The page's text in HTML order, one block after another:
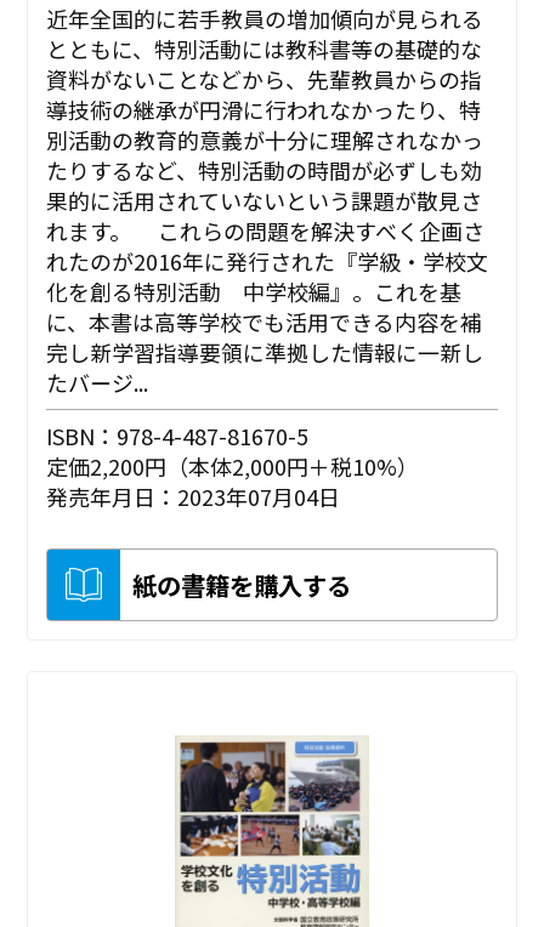
近年全国的に若手教員の増加傾向が見られる
とともに、特別活動には教科書等の基礎的な
資料がないことなどから、先輩教員からの指
導技術の継承が円滑に行われなかったり、特
別活動の教育的意義が十分に理解されなかっ
たりするなど、特別活動の時間が必ずしも効
果的に活用されていないという課題が散見さ
れます。 これらの問題を解決すべく企画さ
れたのが2016年に発行された『学級・学校文
化を創る特別活動 中学校編』。これを基
に、本書は高等学校でも活用できる内容を補
完し新学習指導要領に準拠した情報に一新し
たバージ...
ISBN：978-4-487-81670-5
定価2,200円（本体2,000円＋税10%）
発売年月日：2023年07月04日
紙の書籍を購入する